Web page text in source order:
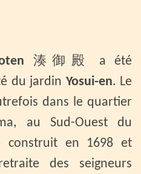
湊御殿 a été
du jardin Yosui-en. Le
dans le quartier
au Sud-Ouest du
construit en 1698 et
des seigneurs